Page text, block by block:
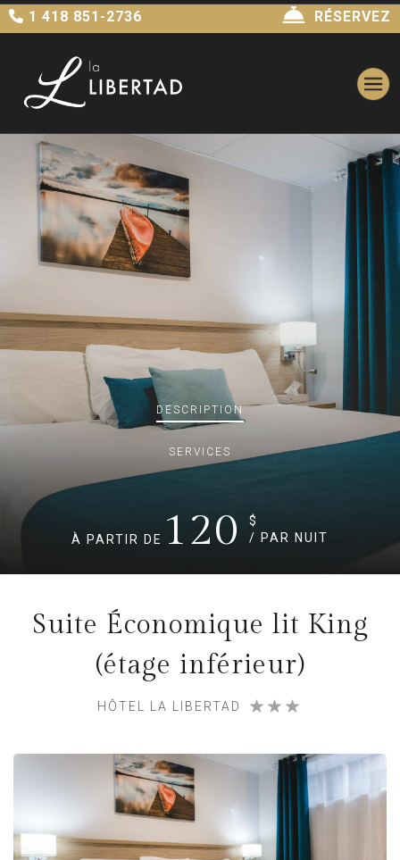
1 418 851-2736 RÉSERVEZ
DESCRIPTION
SERVICES
À PARTIR DE 120
$
/ PAR NUIT
Suite Économique lit King
(étage inférieur)
HÔTEL LA LIBERTAD